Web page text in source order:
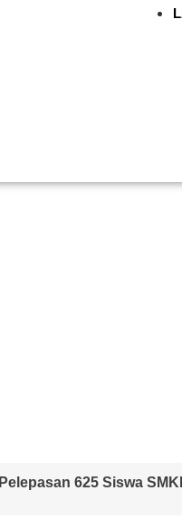
Pelepasan 625 Siswa